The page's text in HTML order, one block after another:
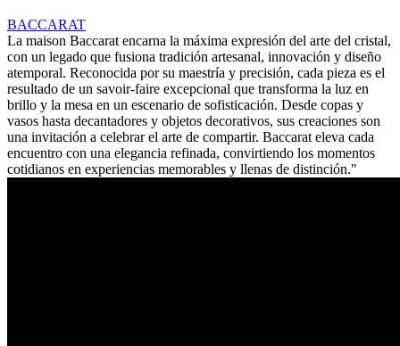
BACCARAT
La maison Baccarat encarna la máxima expresión del arte del cristal,
con un legado que fusiona tradición artesanal, innovación y diseño
atemporal. Reconocida por su maestría y precisión, cada pieza es el
resultado de un savoir-faire excepcional que transforma la luz en
brillo y la mesa en un escenario de sofisticación. Desde copas y
vasos hasta decantadores y objetos decorativos, sus creaciones son
una invitación a celebrar el arte de compartir. Baccarat eleva cada
encuentro con una elegancia refinada, convirtiendo los momentos
cotidianos en experiencias memorables y llenas de distinción."